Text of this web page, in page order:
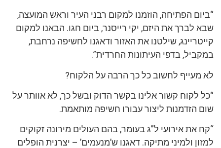
“ביום הפתיחה, הוזמנו למקום רבני העיר וראש המועצה,
שבא לברך את היזם, יקי רייסנר, ביום חגו. הבאנו למקום
קייטריינג, שילטנו את האזור ודאגנו לחשיפה נרחבת,
במקביל, בדפי העיתונות החרדית”.
לא מעייף לחשוב כל כך הרבה על הלקוח?
“כל לקוח קשור אלינו בקשר הדוק ובשל כך, לא אוותר על
שום הזדמנות ליצור עבורו חשיפה מותאמת.
“קח את אירועי ל”ג בעומר, בהם העולים מירונה זקוקים
למזון ולמיני מתיקה. דאגנו ש’מנעמים’ – יצרנית הופלים